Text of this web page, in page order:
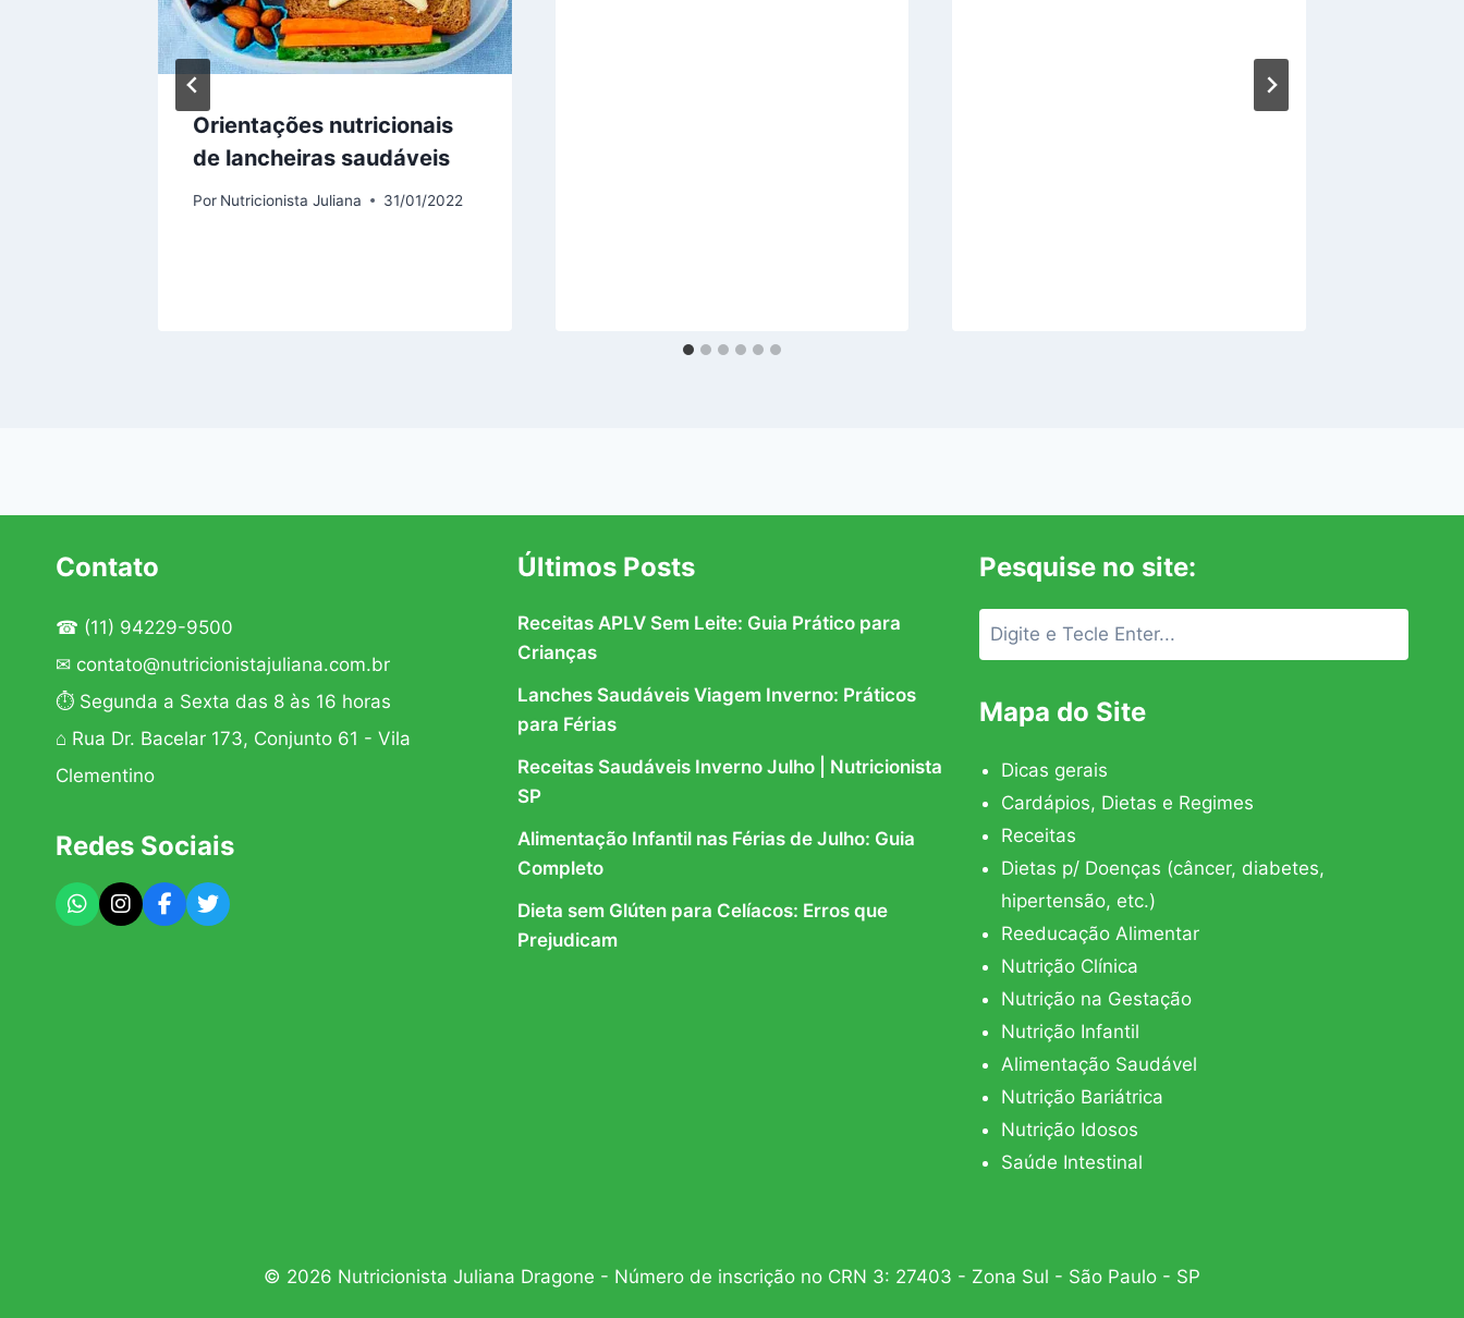
Orientações nutricionais
de lancheiras saudáveis
Por Nutricionista Juliana 31/01/2022
Contato
☎ (11) 94229-9500
✉ contato@nutricionistajuliana.com.br
⏱ Segunda a Sexta das 8 às 16 horas
⌂ Rua Dr. Bacelar 173, Conjunto 61 - Vila
Clementino
Redes Sociais
Últimos Posts
Receitas APLV Sem Leite: Guia Prático para
Crianças
Lanches Saudáveis Viagem Inverno: Práticos
para Férias
Receitas Saudáveis Inverno Julho | Nutricionista
SP
Alimentação Infantil nas Férias de Julho: Guia
Completo
Dieta sem Glúten para Celíacos: Erros que
Prejudicam
Pesquise no site:
Mapa do Site
Dicas gerais
Cardápios, Dietas e Regimes
Receitas
Dietas p/ Doenças (câncer, diabetes,
hipertensão, etc.)
Reeducação Alimentar
Nutrição Clínica
Nutrição na Gestação
Nutrição Infantil
Alimentação Saudável
Nutrição Bariátrica
Nutrição Idosos
Saúde Intestinal
© 2026 Nutricionista Juliana Dragone - Número de inscrição no CRN 3: 27403 - Zona Sul - São Paulo - SP